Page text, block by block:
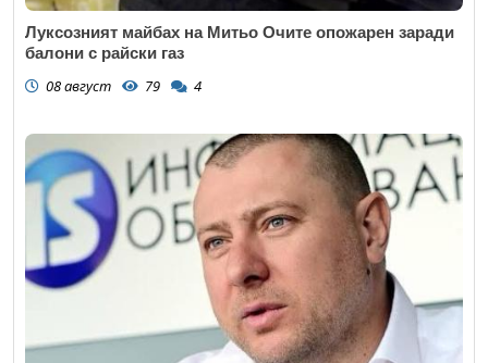
Луксозният майбах на Митьо Очите опожарен заради
балони с райски газ
08 август 79 4